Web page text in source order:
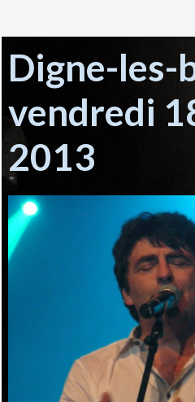
Digne-les-
vendredi
2013